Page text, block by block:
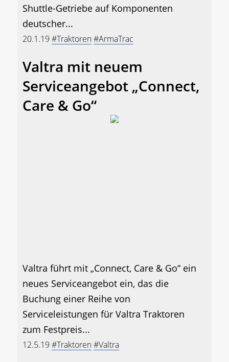
Shuttle-Getriebe auf Komponenten
deutscher...
20.1.19 #Traktoren#ArmaTrac
Valtra mit neuem
Serviceangebot „Connect,
Care & Go“
Valtra führt mit „Connect, Care & Go“ ein
neues Serviceangebot ein, das die
Buchung einer Reihe von
Serviceleistungen für Valtra Traktoren
zum Festpreis...
12.5.19 #Traktoren#Valtra